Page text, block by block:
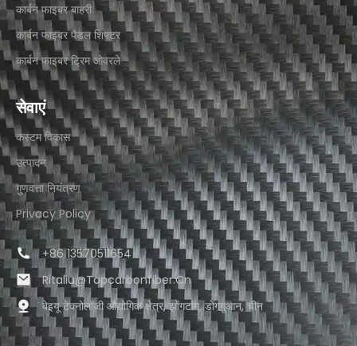
कार्बन फाइबर बाहरी​
कार्बन फाइबर पैडल शिफ्टर
कार्बन फाइबर ट्रिम ओवरले
सेवाएं
कस्टम विकास
उत्पादन
गुणवत्ता नियंत्रण
Privacy Policy
+86 13570511654
Ritaliu@topcarbonfiber.cn
बेइयू टेक्नोलॉजी औद्योगिक क्षेत्र, झोंगटांग, डोंगगुआन, चीन